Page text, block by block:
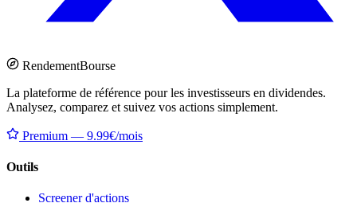
RendementBourse
La plateforme de référence pour les investisseurs en dividendes.
Analysez, comparez et suivez vos actions simplement.
Premium — 9.99€/mois
Outils
Screener d'actions